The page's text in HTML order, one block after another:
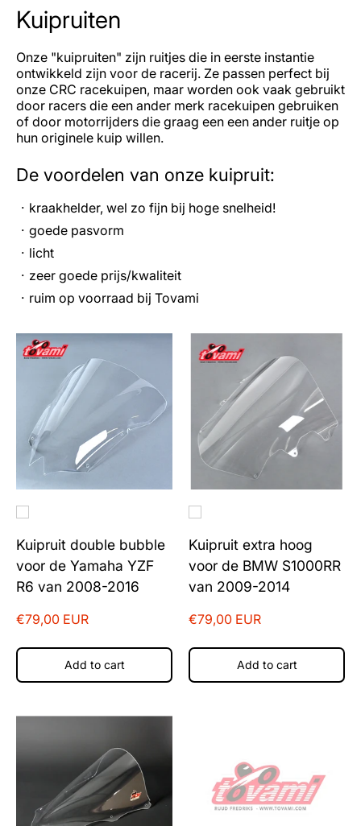
Kuipruiten
Onze "kuipruiten" zijn ruitjes die in eerste instantie
ontwikkeld zijn voor de racerij. Ze passen perfect bij
onze CRC racekuipen, maar worden ook vaak gebruikt
door racers die een ander merk racekuipen gebruiken
of door motorrijders die graag een een ander ruitje op
hun originele kuip willen.
De voordelen van onze kuipruit:
kraakhelder, wel zo fijn bij hoge snelheid!
goede pasvorm
licht
zeer goede prijs/kwaliteit
ruim op voorraad bij Tovami
Kuipruit double bubble
voor de Yamaha YZF
R6 van 2008-2016
€79,00 EUR
Add to cart
Kuipruit extra hoog
voor de BMW S1000RR
van 2009-2014
€79,00 EUR
Add to cart